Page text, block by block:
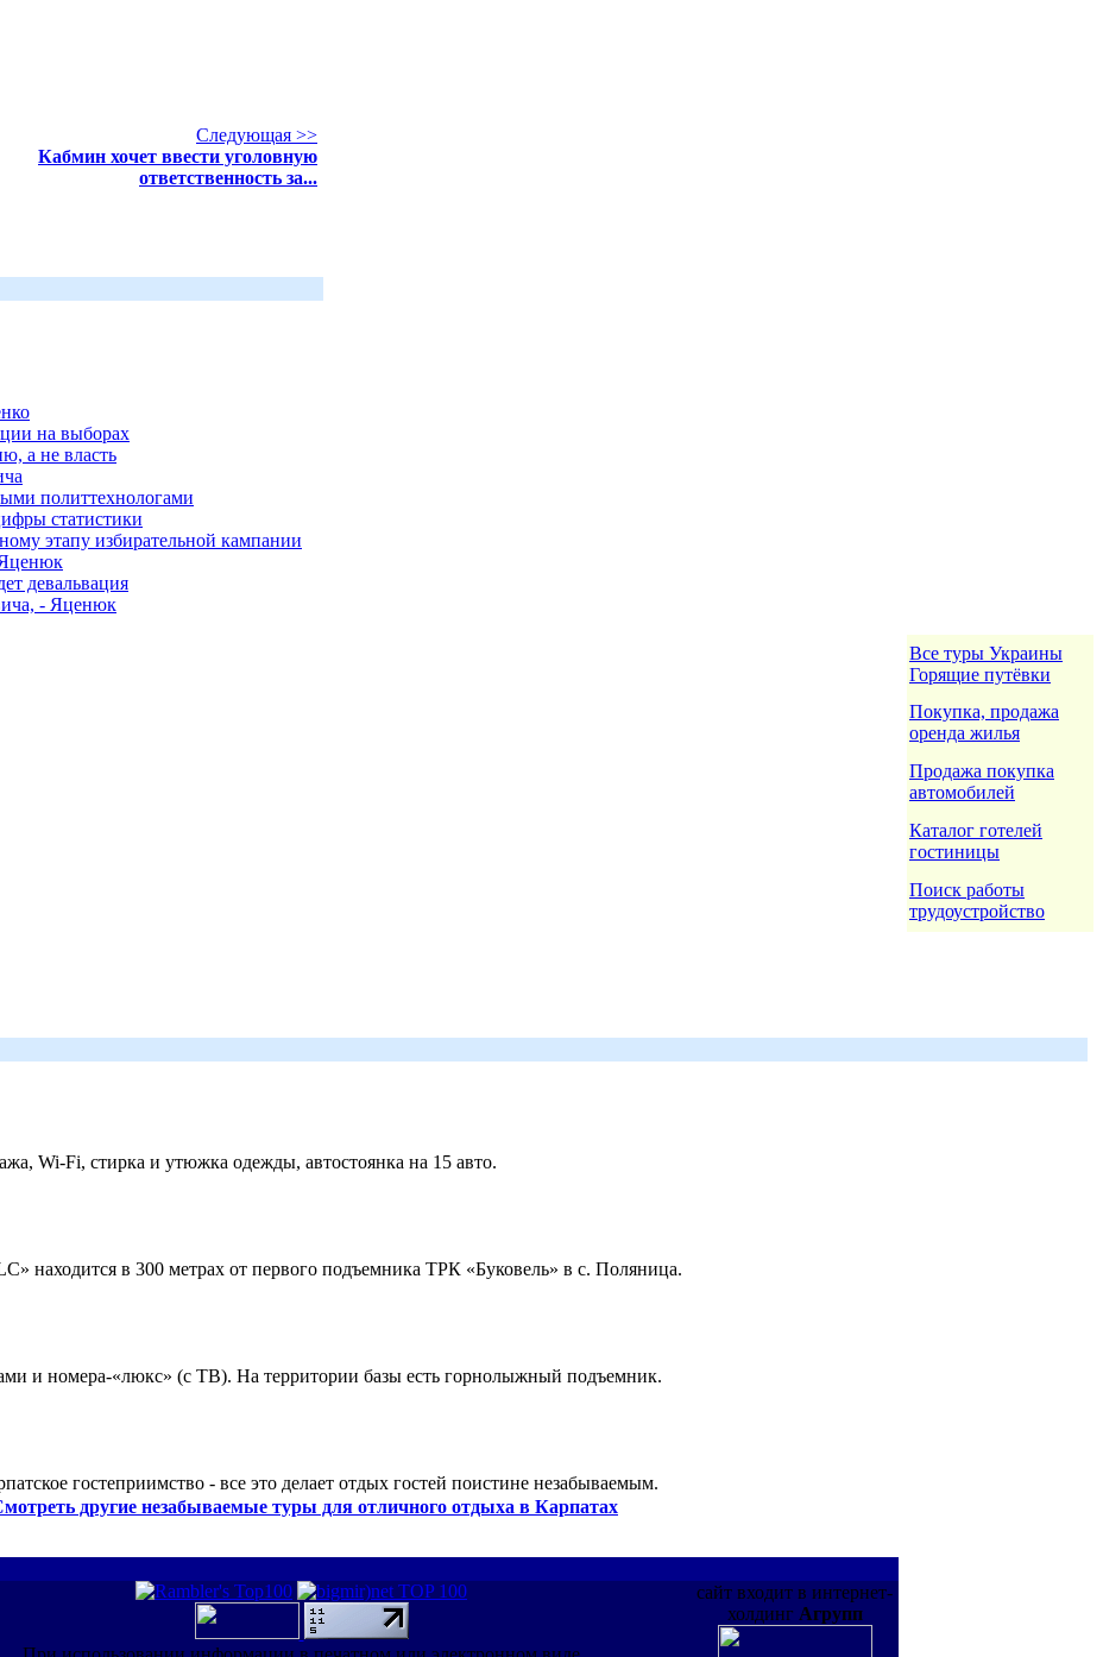
Следующая >>
Кабмин хочет ввести уголовную
ответственность за...
на выборах
а не власть
политтехнологами
статистики
этапу избирательной кампании
девальвация
- Яценюк
Все туры Украины
Горящие путёвки
Покупка, продажа
оренда жилья
Продажа покупка
автомобилей
Каталог готелей
гостиницы
Поиск работы
трудоустройство
Wi-Fi, стирка и утюжка одежды, автостоянка на 15 авто.
находится в 300 метрах от первого подъемника ТРК «Буковель» в с. Поляница.
и номера-«люкс» (с ТВ). На территории базы есть горнолыжный подъемник.
гостеприимство - все это делает отдых гостей поистине незабываемым.
другие незабываемые туры для отличного отдыха в Карпатах
сайт входит в интернет-
холдинг Агрупп